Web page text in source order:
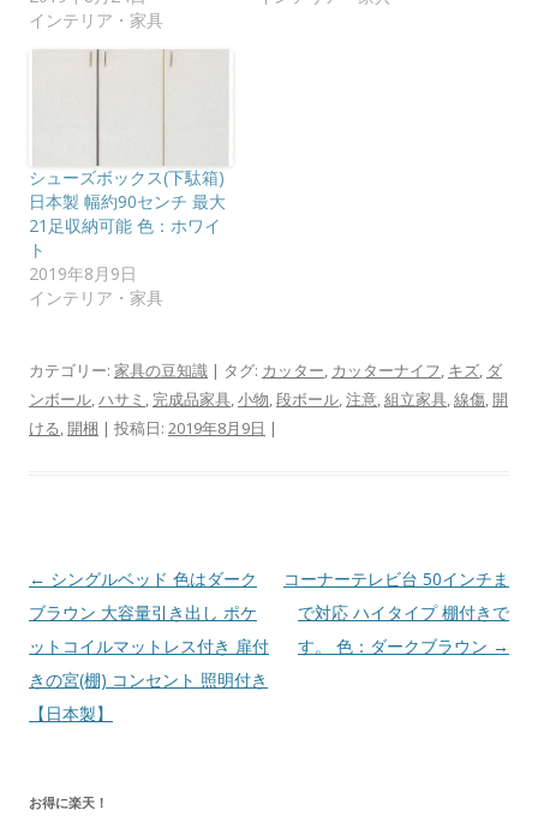
インテリア・家具
シューズボックス(下駄箱)
日本製 幅約90センチ 最大
21足収納可能 色：ホワイ
ト
2019年8月9日
インテリア・家具
カテゴリー: 家具の豆知識 | タグ: カッター, カッターナイフ, キズ, ダ
ンボール,ハサミ , 完成品家具,小物,段ボール,注意,組立家具,線傷,開
ける,開梱 | 投稿日: 2019年8月9日 |
投
稿
ナ
ビ
ゲ
← シングルベッド 色はダーク
ブラウン 大容量引き出し ポケ
ットコイルマットレス付き 扉付
きの宮(棚) コンセント 照明付き
【日本製】
コーナーテレビ台 50インチま
で対応 ハイタイプ 棚付きで
す。 色：ダークブラウン →
お得に楽天！